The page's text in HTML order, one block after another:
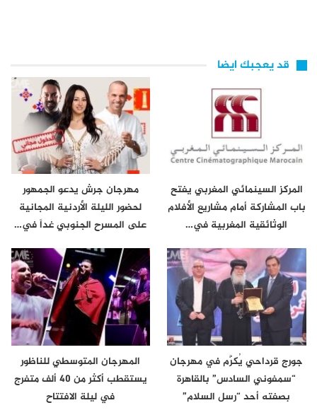
قد يعجبك ايضا
المركز السينمائي المغربي يفتح
باب المشاركة أمام مشاريع الأفلام
الوثائقية المغربية في…
مهرجان جرش يدعو الجمهور
لحضور الليلة الأردنية المجانية
على المسرح الجنوبي غداً في…
جورج قرداحي يُكرَّم في مهرجان
“سمفوني السادس” بالقاهرة
بصفته أحد “رسل السلام”
المهرجان المتوسطي للناظور
يستقطب أكثر من 40 ألف متفرج
في ليلة الافتتاح